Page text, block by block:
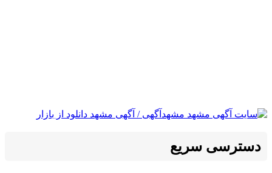
دسترسی سریع